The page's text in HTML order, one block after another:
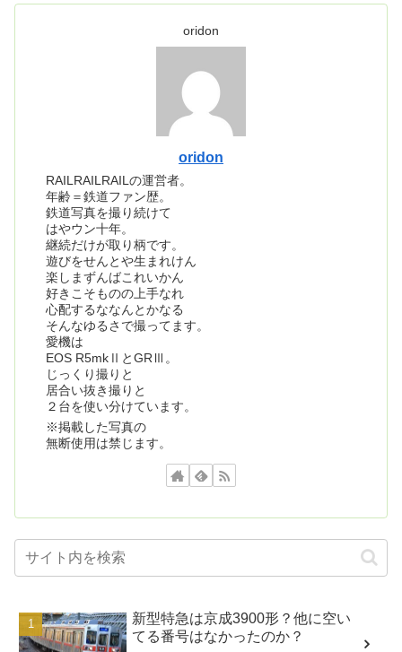
oridon
oridon
RAILRAILRAILの運営者。
年齢＝鉄道ファン歴。
鉄道写真を撮り続けて
はやウン十年。
継続だけが取り柄です。
遊びをせんとや生まれけん
楽しまずんばこれいかん
好きこそものの上手なれ
心配するななんとかなる
そんなゆるさで撮ってます。
愛機は
EOS R5mkⅡとGRⅢ。
じっくり撮りと
居合い抜き撮りと
２台を使い分けています。
※掲載した写真の
無断使用は禁じます。
新型特急は京成3900形？他に空い
てる番号はなかったのか？